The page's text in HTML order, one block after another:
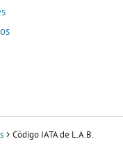
Código IATA de L.A.B.